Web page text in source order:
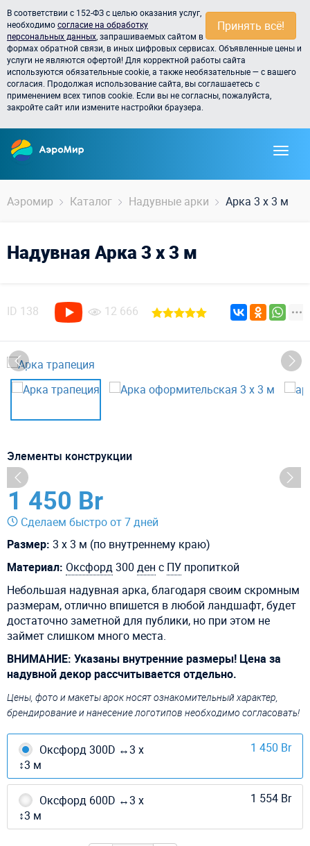
Принять всё!
В соответствии с 152-ФЗ с целью оказания услуг,
необходимосогласие на обработку
персональных данных , запрашиваемых сайтом в
формах обратной связи, в иных цифровых сервисах. Объявленные цены и
услуги не являются офертой! Для корректной работы сайта
используются обязательные cookie, а также необязательные — с вашего
согласия. Продолжая использование сайта, вы соглашаетесь с
применением всех типов cookie. Если вы не согласны, пожалуйста,
закройте сайт или измените настройки браузера.
Аэромир Каталог Надувные арки Арка 3 х 3 м
Надувная Арка 3 х 3 м
ID 138 12 666
Элементы конструкции
1 450 Br
Сделаем быстро от 7 дней
Размер: 3 х 3 м (по внутреннему краю)
Материал: Оксфорд300 ден с ПУ пропиткой
Небольшая надувная арка, благодаря своим скромным
размерам, отлично впишется в любой ландшафт, будет
достаточно заметной для публики, но при этом не
займет слишком много места.
ВНИМАНИЕ: Указаны внутренние размеры! Цена за
надувной декор рассчитывается отдельно.
Цены, фото и макеты арок носят ознакомительный характер,
брендирование и нанесение логотипов необходимо согласовать!
Оксфорд 300D ↔3 х
↕3 м
1 450 Br
Оксфорд 600D ↔3 х
↕3 м
1 554 Br